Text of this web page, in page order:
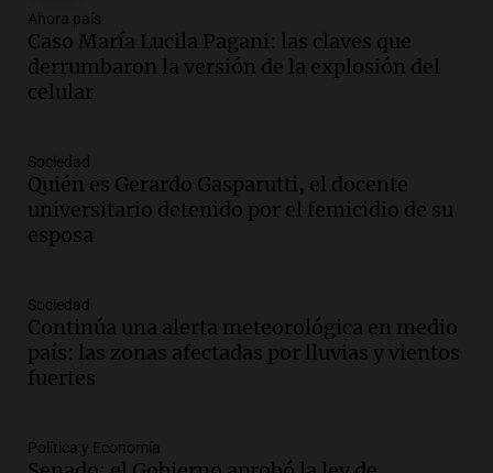
Audio.
rechazan ley de inviolabilidad de la
propiedad privada en Salta
Panorama Federal
vigilia por San Cayetano en Buenos Aires
por el Día del Santo
Noticias
Episodios
iglesia en Villa Madero, un policía hirió
a un ladrón
Panorama Federal
Episodios
Córdoba: sol, pero con mínimas bajo
cero
Ahora país
Caso María Lucila Pagani: las claves que
derrumbaron la versión de la explosión del
celular
Sociedad
Quién es Gerardo Gasparutti, el docente
universitario detenido por el femicidio de su
esposa
Sociedad
Continúa una alerta meteorológica en medio
país: las zonas afectadas por lluvias y vientos
fuertes
Política y Economía